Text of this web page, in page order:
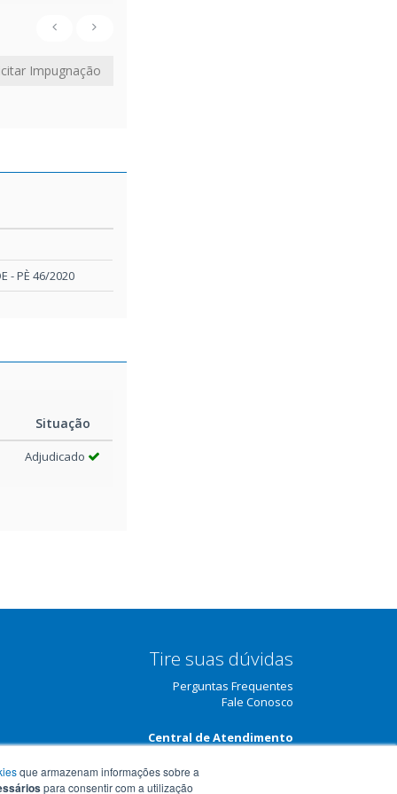
Impugnação
- PÈ 46/2020
Situação
Adjudicado
Tire suas dúvidas
Perguntas Frequentes
Fale Conosco
Central de Atendimento
que armazenam informações sobre a
para consentir com a utilização